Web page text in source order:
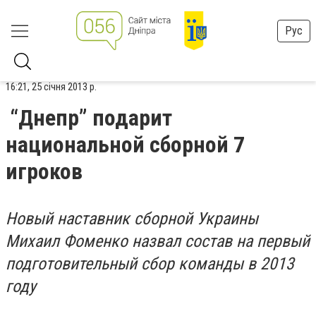
Рус
16:21, 25 січня 2013 р.
“Днепр” подарит
национальной сборной 7
игроков
Новый наставник сборной Украины
Михаил Фоменко назвал состав на первый
подготовительный сбор команды в 2013
году